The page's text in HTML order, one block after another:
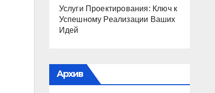
Услуги Проектирования: Ключ к
Успешному Реализации Ваших
Идей
Архив